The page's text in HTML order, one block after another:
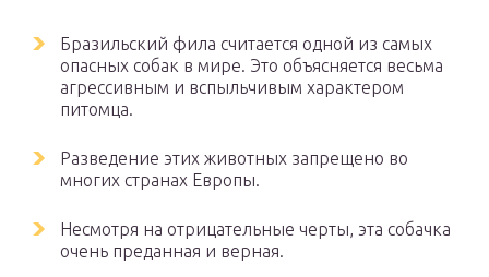
Бразильский фила считается одной из самых
опасных собак в мире. Это объясняется весьма
агрессивным и вспыльчивым характером
питомца.
Разведение этих животных запрещено во
многих странах Европы.
Несмотря на отрицательные черты, эта собачка
очень преданная и верная.